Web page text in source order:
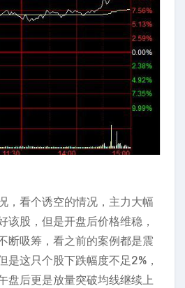
，看个诱空的情况，主力大幅
该股，但是开盘后价格维稳，
断吸筹，看之前的案例都是震
是这只个股下跌幅度不足2%，
盘后更是放量突破均线继续上